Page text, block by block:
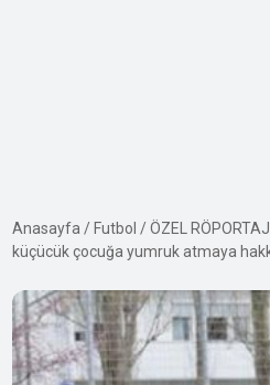
Anasayfa / Futbol /ÖZEL
küçücük çocuğa yumruk atmaya